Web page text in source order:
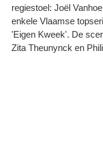
regiestoel: Joël
enkele Vlaamse
'Eigen Kweek'. De
Zita Theunynck en